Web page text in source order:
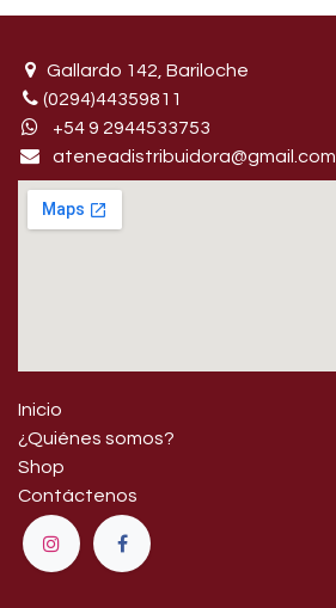
Gallardo 142, Bariloche
(0294)44359811
+54 9 29445​33753
ateneadistribuidora@gmail.com
Inicio
¿Quiénes somos?
Shop
Contáctenos